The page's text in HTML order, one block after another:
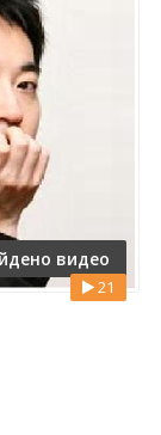
видео
21